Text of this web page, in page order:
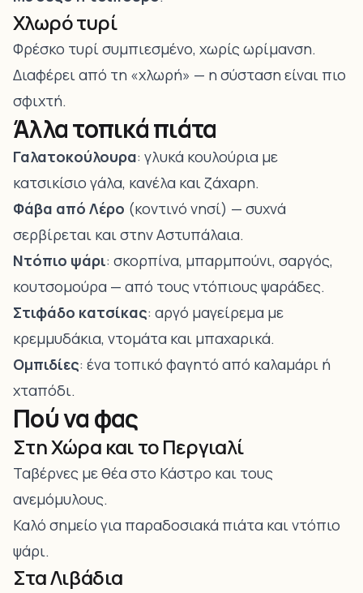
Χλωρό τυρί
Φρέσκο τυρί συμπιεσμένο, χωρίς ωρίμανση.
Διαφέρει από τη «χλωρή» — η σύσταση είναι πιο
σφιχτή.
Άλλα τοπικά πιάτα
Γαλατοκούλουρα: γλυκά κουλούρια με
κατσικίσιο γάλα, κανέλα και ζάχαρη.
Φάβα από Λέρο (κοντινό νησί) — συχνά
σερβίρεται και στην Αστυπάλαια.
Ντόπιο ψάρι: σκορπίνα, μπαρμπούνι, σαργός,
κουτσομούρα — από τους ντόπιους ψαράδες.
Στιφάδο κατσίκας: αργό μαγείρεμα με
κρεμμυδάκια, ντομάτα και μπαχαρικά.
Ομπιδίες: ένα τοπικό φαγητό από καλαμάρι ή
χταπόδι.
Πού να φας
Στη Χώρα και το Περγιαλί
Ταβέρνες με θέα στο Κάστρο και τους
ανεμόμυλους.
Καλό σημείο για παραδοσιακά πιάτα και ντόπιο
ψάρι.
Στα Λιβάδια